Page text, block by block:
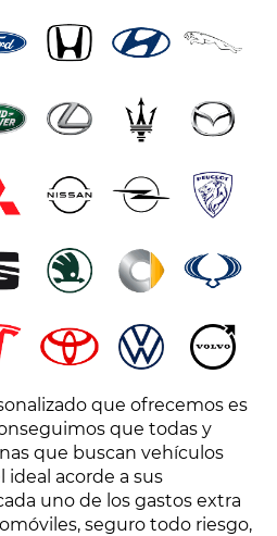
que ofrecemos es
que todas y
que buscan vehículos
acorde a sus
uno de los gastos extra
seguro todo riesgo,